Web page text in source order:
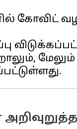
கோவிட்
மேலும்